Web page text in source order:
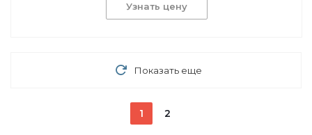
Узнать цену
Показать еще
1 2